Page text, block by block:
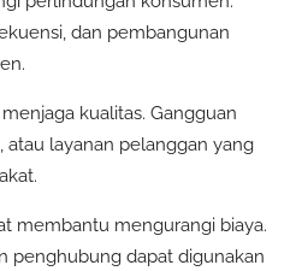
dan pembangunan
kualitas. Gangguan
atau layanan pelanggan yang
membantu mengurangi biaya.
penghubung dapat digunakan